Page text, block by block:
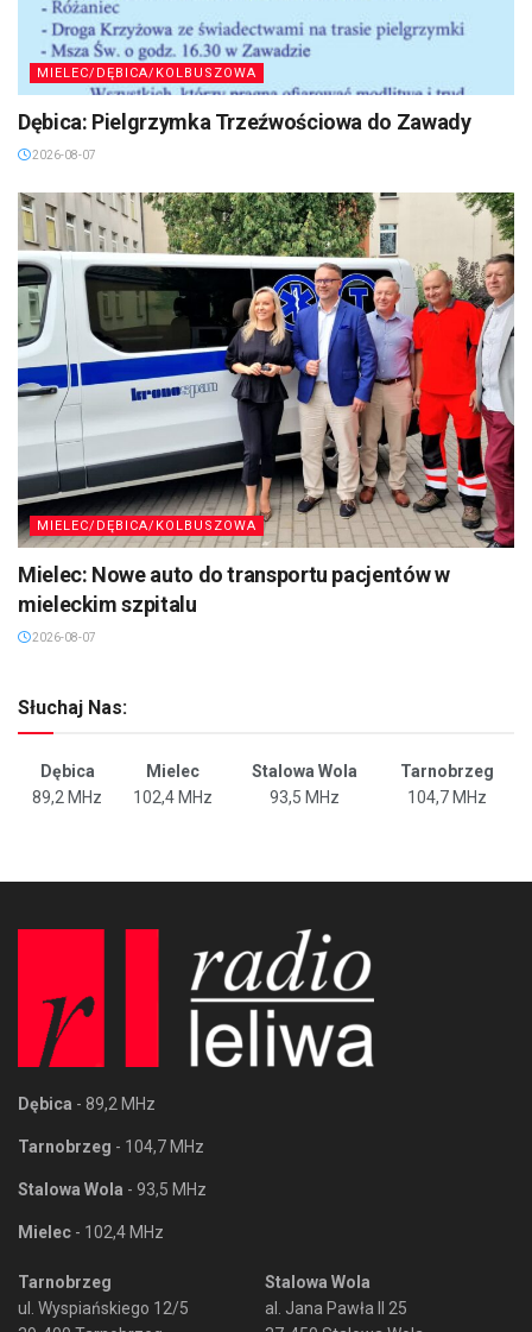
MIELEC/DĘBICA/KOLBUSZOWA
Dębica: Pielgrzymka Trzeźwościowa do Zawady
2026-08-07
MIELEC/DĘBICA/KOLBUSZOWA
Mielec: Nowe auto do transportu pacjentów w
mieleckim szpitalu
2026-08-07
Słuchaj Nas:
Dębica Mielec Stalowa Wola
Tarnobrzeg
89,2 MHz
102,4 MHz 93,5 MHz 104,7 MHz
Dębica - 89,2 MHz
Tarnobrzeg - 104,7 MHz
Stalowa Wola - 93,5 MHz
Mielec - 102,4 MHz
Tarnobrzeg
ul. Wyspiańskiego 12/5
Stalowa Wola
al. Jana Pawła II 25